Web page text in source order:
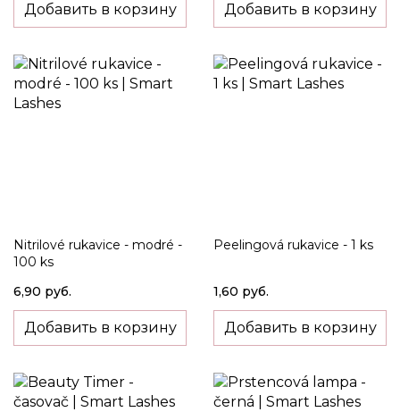
Добавить в корзину Добавить в корзину
Nitrilové rukavice - modré -
100 ks
6,90 руб.
Добавить в корзину
Peelingová rukavice - 1 ks
1,60 руб.
Добавить в корзину